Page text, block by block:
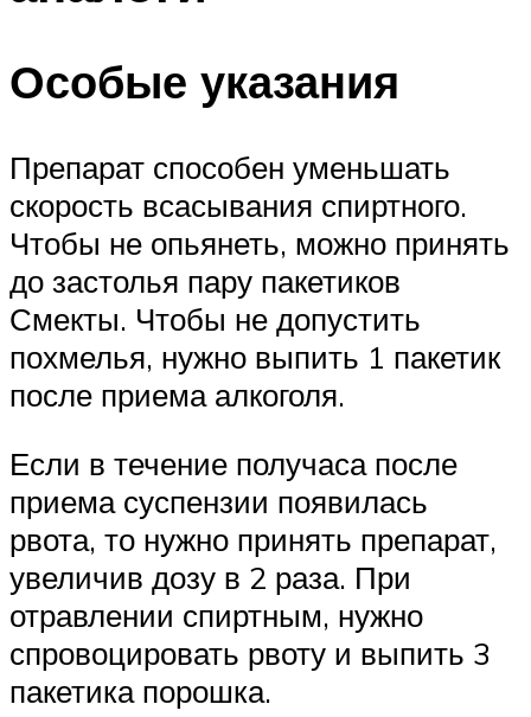
Особые указания
Препарат способен уменьшать
скорость всасывания спиртного.
Чтобы не опьянеть, можно принять
до застолья пару пакетиков
Смекты. Чтобы не допустить
похмелья, нужно выпить 1 пакетик
после приема алкоголя.
Если в течение получаса после
приема суспензии появилась
рвота, то нужно принять препарат,
увеличив дозу в 2 раза. При
отравлении спиртным, нужно
спровоцировать рвоту и выпить 3
пакетика порошка.